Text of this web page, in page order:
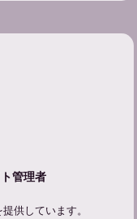
管理者
供しています。